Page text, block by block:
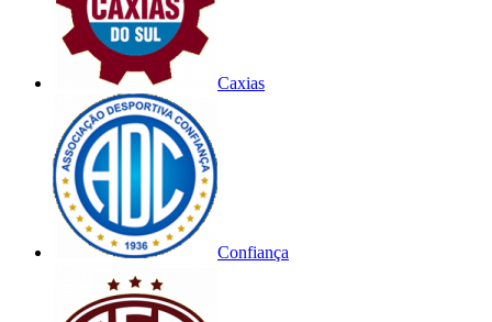
Caxias
Confiança